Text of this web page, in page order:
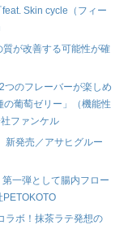
Skin cycle（フィー
が改善する可能性が確
つのフレーバーが楽しめ
葡萄ゼリー」（機能性
ファンケル
新発売／アサヒグルー
一弾として腸内フロー
ラボ！抹茶ラテ発想の